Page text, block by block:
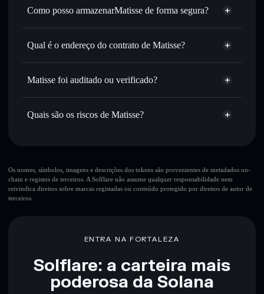
melhor preço disponível
Utilizar DCA— investir de forma faseada ao longo do
associar publicamente as carteiras usando o Agregador de
Acompanhar em tempo real
— monitorizar o preço,
volume, capitalização de mercado e liquidez de MATISSE
Solflare Matisse
Como posso armazenarMatisse de forma segura?
Matisse
carteira
Agregador de Privacidade
Qual é o endereço do contrato de Matisse?
Matisse
Solflare
Matisse foi auditado ou verificado?
Matisse não está verificado
Quais são os riscos de Matisse?
10 principais carteiras
Matisse
única carteira
Aviso legal: Esta informação é apenas para fins educativos e
não constitui aconselhamento financeiro. Faz sempre a tua
pesquisa. Dados fornecidos pelo rugcheck.xyz.
Os nomes, símbolos, imagens e descrições dos tokens são provenientes de metadados on-
chain e registos de terceiros. A Solflare não assume qualquer responsabilidade nem
reivindica direitos sobre marcas registadas ou conteúdo protegido por direitos de autor de
terceiros.
ENTRA NA FORTALEZA
Solflare: a carteira mais
poderosa da Solana